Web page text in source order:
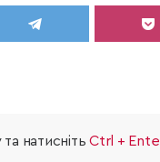
натиснітьCtrl +